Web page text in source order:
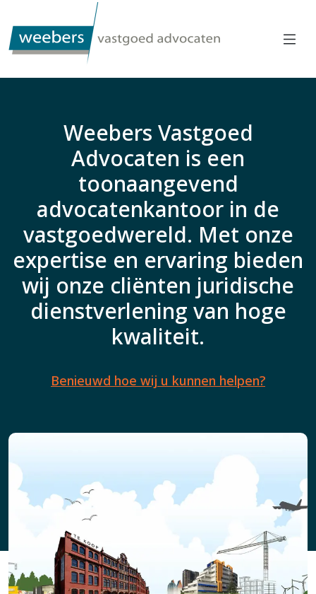
Weebers Vastgoed
Advocaten is een
toonaangevend
advocatenkantoor in de
vastgoedwereld. Met onze
expertise en ervaring bieden
wij onze cliënten juridische
dienstverlening van hoge
kwaliteit.
Benieuwd hoe wij u kunnen helpen?